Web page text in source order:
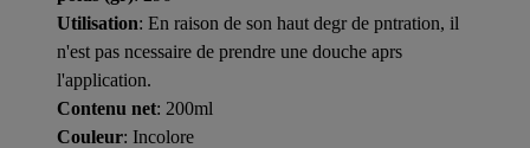
Utilisation: En raison de son haut degr de pntration, il
n'est pas ncessaire de prendre une douche aprs
l'application.
Contenu net: 200ml
Couleur: Incolore